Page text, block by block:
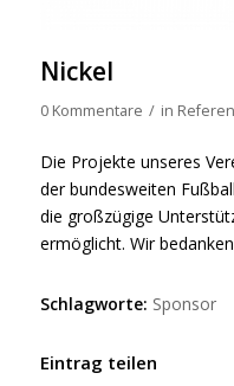
Nickel
0 Kommentare / in
Die Projekte unseres
der bundesweiten
die großzügige
ermöglicht. Wir
Schlagworte: Sponsor
Eintrag teilen